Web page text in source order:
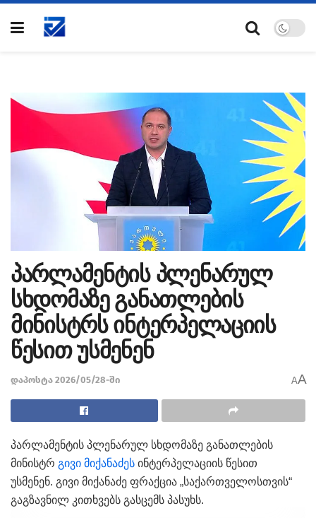
პარლამენტის პლენარულ
სხდომაზე განათლების
მინისტრს ინტერპელაციის
წესით უსმენენ
დაპოსტა 2026/05/28-ში AA
პარლამენტის პლენარულ სხდომაზე განათლების
მინისტრ გივი მიქანაძეს ინტერპელაციის წესით
უსმენენ. გივი მიქანაძე ფრაქცია „საქართველოსთვის“
გაგზავნილ კითხვებს გასცემს პასუხს.